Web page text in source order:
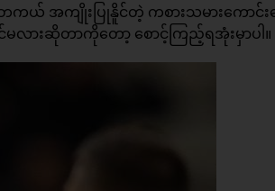
ယ် အကျိုးပြုနိူင်တဲ့ ကစားသမားကောင်
င်မလားဆိုတာကိုတော့ စောင့်ကြည့်ရအုံးမှာပါ။